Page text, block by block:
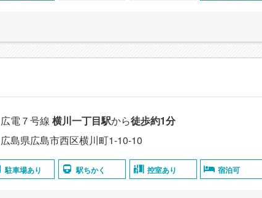
広電７号線 横川一丁目駅から徒歩約1分
広島県広島市西区横川町1-10-10
駐車場あり 駅ちかく 控室あり 宿泊可